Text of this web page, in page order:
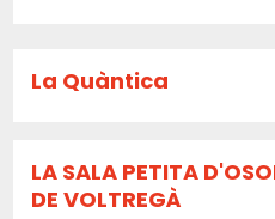
La Quàntica
LA SALA PETITA
DE VOLTREGÀ